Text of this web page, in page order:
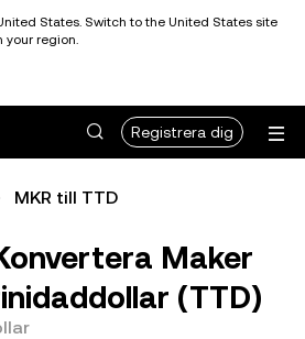
States. Switch to the United States site
your region.
Registrera dig
MKR till TTD
Maker
(TTD)